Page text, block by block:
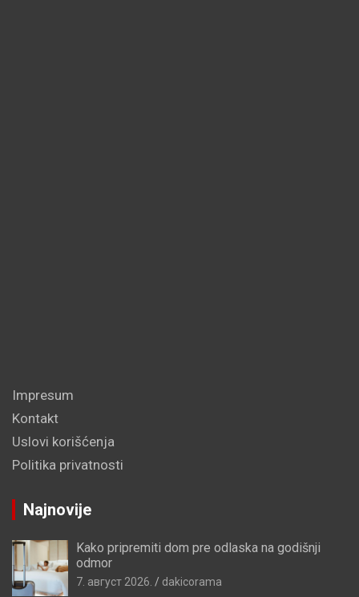
Impresum
Kontakt
Uslovi korišćenja
Politika privatnosti
Najnovije
Kako pripremiti dom pre odlaska na godišnji
odmor
7. август 2026. dakicorama